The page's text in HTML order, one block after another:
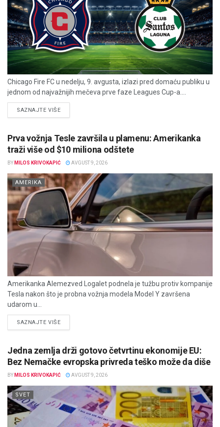
Chicago Fire FC u nedelju, 9. avgusta, izlazi pred domaću publiku u
jednom od najvažnijih mečeva prve faze Leagues Cup-a....
SAZNAJTE VIŠEDETAILS
Prva vožnja Tesle završila u plamenu: Amerikanka
traži više od $10 miliona odštete
BY MILOS KRIVOKAPIĆ AVGUST 9, 2026
AMERIKA
Amerikanka Alemezved Logalet podnela je tužbu protiv kompanije
Tesla nakon što je probna vožnja modela Model Y završena
udarom u...
SAZNAJTE VIŠEDETAILS
Jedna zemlja drži gotovo četvrtinu ekonomije EU:
Bez Nemačke evropska privreda teško može da diše
BY MILOS KRIVOKAPIĆ AVGUST 9, 2026
SVET